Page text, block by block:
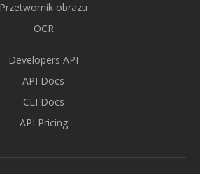
Przetwornik obrazu
OCR
Developers API
API Docs
CLI Docs
API Pricing